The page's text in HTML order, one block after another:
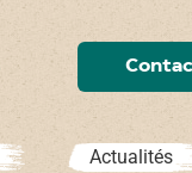
Actualités